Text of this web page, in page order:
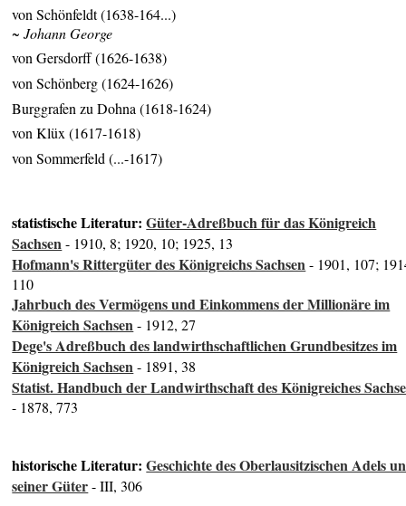
von Schönfeldt (1638-164...)
~ Johann George
von Gersdorff (1626-1638)
von Schönberg (1624-1626)
Burggrafen zu Dohna (1618-1624)
von Klüx (1617-1618)
von Sommerfeld (...-1617)
statistische Literatur:Güter-Adreßbuch für das Königreich
Sachsen- 1910, 8; 1920, 10; 1925, 13
Hofmann's Rittergüter des Königreichs Sachsen- 1901, 107;
110
Jahrbuch des Vermögens und Einkommens der Millionäre im
Königreich Sachsen- 1912, 27
Dege's Adreßbuch des landwirthschaftlichen Grundbesitzes im
Königreich Sachsen- 1891, 38
Statist. Handbuch der Landwirthschaft des Königreiches
- 1878, 773
historische Literatur:Geschichte des Oberlausitzischen Adels
seiner Güter- III, 306